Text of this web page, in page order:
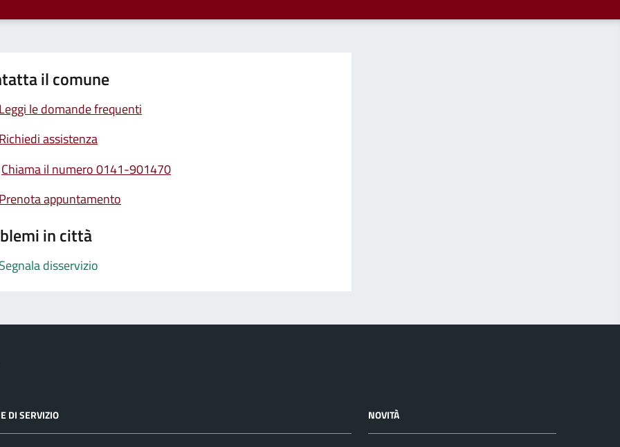
il comune
Leggi le domande frequenti
Richiedi assistenza
Chiama il numero 0141-901470
Prenota appuntamento
in città
Segnala disservizio
DI SERVIZIO NOVITÀ